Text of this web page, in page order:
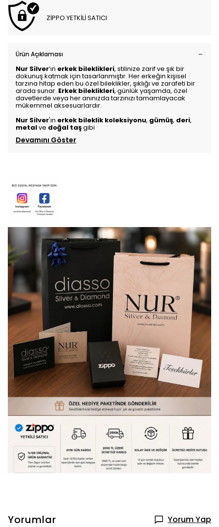
ZİPPO YETKİLİ SATICI
Ürün Açıklaması
Nur Silver’ın erkek bileklikleri, stilinize zarif ve şık bir
dokunuş katmak için tasarlanmıştır. Her erkeğin kişisel
tarzına hitap eden bu özel bileklikler, şıklığı ve zarafeti bir
arada sunar. Erkek bileklikleri, günlük yaşamda, özel
davetlerde veya her anınızda tarzınızı tamamlayacak
mükemmel aksesuarlardır.
Nur Silver'ın erkek bileklik koleksiyonu, gümüş, deri,
metalve doğal taşgibi
Devamını Göster
Yorumlar Yorum Yap